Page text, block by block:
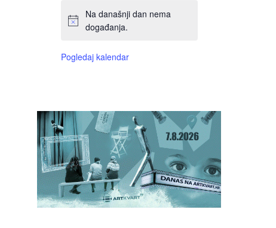
Na današnji dan nema
događanja.
Pogledaj kalendar